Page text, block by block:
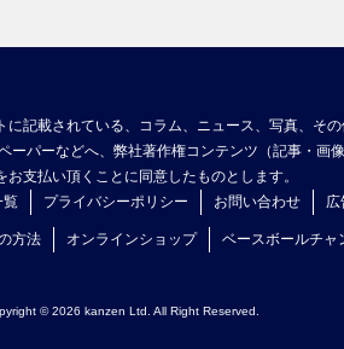
記載されている、コラム、ニュース、写真、そ
パーなどへ、弊社著作権コンテンツ（記事・画
支払い頂くことに同意したものとします。
覧 プライバシーポリシー お問い合わせ 広
方法 オンラインショップ ベースボールチャ
© 2026 kanzen Ltd. All Right Reserved.